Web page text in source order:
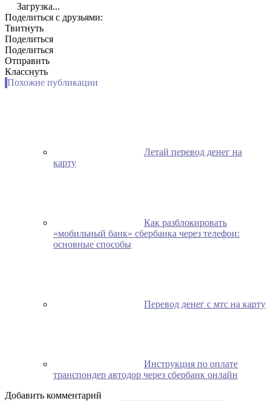
Загрузка...
Поделиться с друзьями:
Твитнуть
Поделиться
Поделиться
Отправить
Класснуть
Похожие публикации
Летай перевод денег на
карту
Как разблокировать
«мобильный банк» сбербанка через телефон:
основные способы
Перевод денег с мтс на карту
Инструкция по оплате
транспондер автодор через сбербанк онлайн
Добавить комментарий